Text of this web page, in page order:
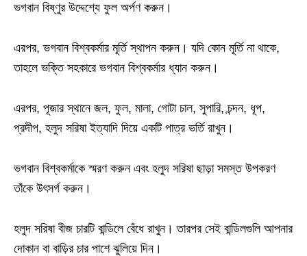
ভগবান বিষ্ণুর উদ্দেশ্যে ফুল অর্পণ করুন।
এরপর, ভগবান বিশ্বকর্মার মূর্তি স্থাপন করুন। যদি কোন মূর্তি না থাকে,
তাহলে ভক্তি সহকারে ভগবান বিশ্বকর্মার ধ্যান করুন।
এরপর, পূজার স্থানে জল, ফুল, মালা, গোটা চাল, সুপারি, চন্দন, ধূপ,
প্রদীপ, হলুদ সরিষা ইত্যাদি দিয়ে একটি পাত্র ভর্তি রাখুন।
ভগবান বিশ্বকর্মাকে স্মরণ করুন এবং হলুদ সরিষা ছাড়া সমস্ত উপকরণ
তাঁকে উৎসর্গ করুন।
হলুদ সরিষা বীজ চারটি বান্ডিলে বেঁধে রাখুন। তারপর সেই বান্ডিলগুলি আপনার
দোকান বা বাড়ির চার পাশে ঝুলিয়ে দিন।